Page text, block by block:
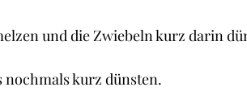
und die Zwiebeln kurz darin
nochmals kurz dünsten.